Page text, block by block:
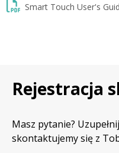
Smart Touch User's
Rejestracja
Masz pytanie?
skontaktujemy się z